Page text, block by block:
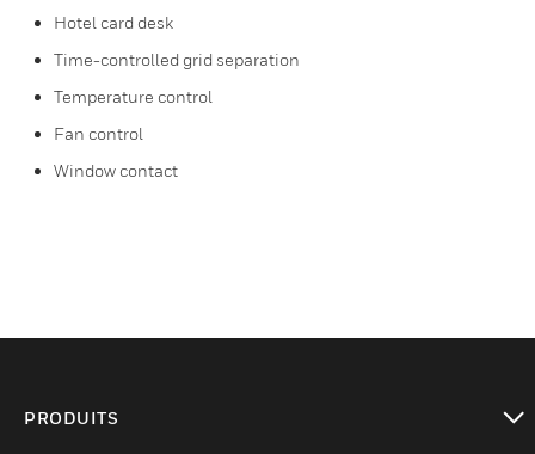
Hotel card desk
Time-controlled grid separation
Temperature control
Fan control
Window contact
PRODUITS